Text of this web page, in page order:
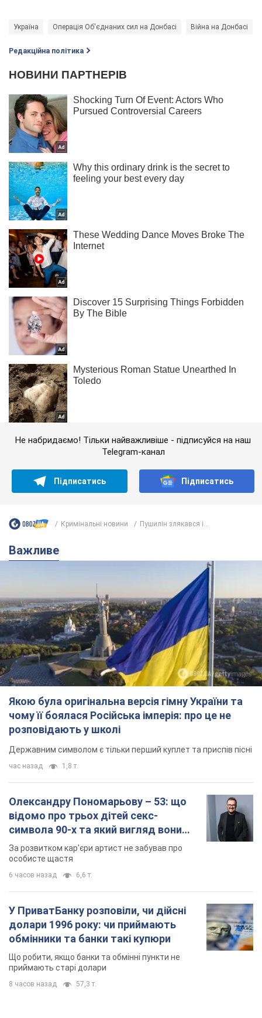
Україна Операція Об'єднаних сил на Донбасі Війна на Донбасі
Редакційна політика
Не набридаємо! Тільки найважливіше - підписуйся на наш
Telegram-канал
Підписатись Підписатись
Кримінальні новини Пушилін злякався і...
Важливе
Якою була оригінальна версія гімну України та
чому її боялася Російська імперія: про це не
розповідають у школі
Державним символом є тільки перший куплет та приспів пісні
час назад 1,8 т.
Олександру Пономарьову – 53: що
відомо про трьох дітей секс-
символа 90-х та який вигляд вони
мають
За розвитком кар'єри артист не забував про
особисте щастя
6 часов назад 6,6 т.
У ПриватБанку розповіли, чи дійсні
долари 1996 року: чи приймають
обмінники та банки такі купюри
Що робити, якщо банки та обмінні пункти не
приймають старі долари
8 часов назад 57,3 т.